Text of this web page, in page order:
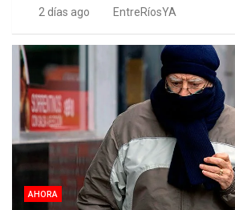
2 días ago EntreRíosYA
AHORA